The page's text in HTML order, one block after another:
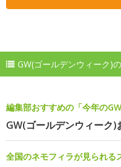
GW(ゴールデンウィーク)
編集部おすすめの「今年の
GW(ゴールデンウィーク)
全国のネモフィラが見られる